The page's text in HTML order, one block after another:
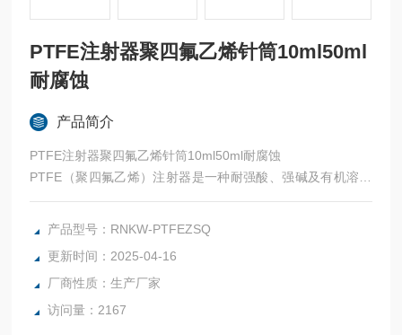
PTFE注射器聚四氟乙烯针筒10ml50ml
耐腐蚀
产品简介
PTFE注射器聚四氟乙烯针筒10ml50ml耐腐蚀
PTFE（聚四氟乙烯）注射器是一种耐强酸、强碱及有机溶剂
的实验室工具，主要用于高纯度化学分析、痕量检测及腐蚀性
液体/气体的抽取或注入。
产品型号：RNKW-PTFEZSQ
更新时间：2025-04-16
厂商性质：生产厂家
访问量：2167